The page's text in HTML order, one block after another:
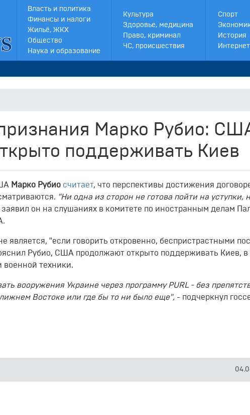
Власть и политика
Финансы и налоги
Жильё, ЖКХ
Общество
Наука и образование
Культура
Здоровье, медицина
Право, криминал
ЧС, происшествия
Спорт
История
Интернет
Марко Рубио:
поддерживать Киев
Марко Рубио считает, что перспективы достижения
"Ни одна из сторон не готова пойти на уступки,
заявил он на слушаниях в комитете по иностранным делам
является, "если говорить откровенно, беспристрастными
Рубио, США продолжают открыто поддерживать Киев, в
военной техники.
вооружения Украине через программу PURL - без
Востоке или где бы то ни было еще", - подчеркнул